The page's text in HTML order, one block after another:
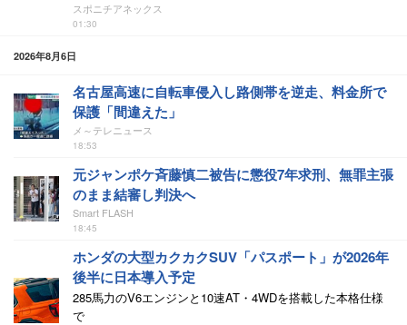
スポニチアネックス
01:30
2026年8月6日
名古屋高速に自転車侵入し路側帯を逆走、料金所で
保護「間違えた」
メ～テレニュース
18:53
元ジャンポケ斉藤慎二被告に懲役7年求刑、無罪主張
のまま結審し判決へ
Smart FLASH
18:45
ホンダの大型カクカクSUV「パスポート」が2026年
後半に日本導入予定
285馬力のV6エンジンと10速AT・4WDを搭載した本格仕様
で